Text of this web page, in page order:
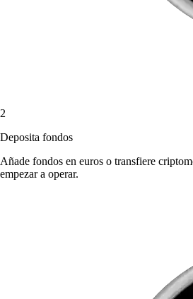
2
Deposita fondos
Añade fondos en euros o transfiere
empezar a operar.